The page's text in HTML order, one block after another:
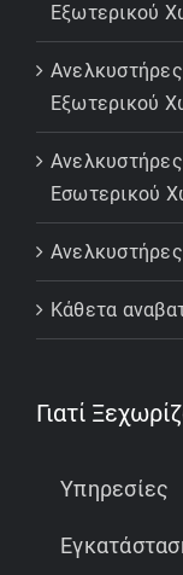
Εξωτερικού
Εξωτερικού
Εσωτερικού
Κάθετα
Γιατί
Υπηρεσίες